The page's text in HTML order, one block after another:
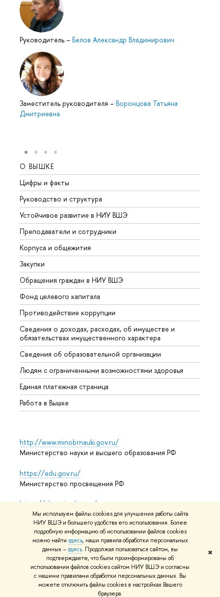
Мы используем файлы cookies для улучшения работы сайта
НИУ ВШЭ и большего удобства его использования. Более
подробную информацию об использовании файлов cookies
можно найти здесь, наши правила обработки персональных
данных –здесь. Продолжая пользоваться сайтом, вы
подтверждаете, что были проинформированы об
использовании файлов cookies сайтом НИУ ВШЭ и согласны
с нашими правилами обработки персональных данных. Вы
можете отключить файлы cookies в настройках Вашего
браузера.
✖
Руководитель – Белов Александр Владимирович
Заместитель руководителя – Воронцова Татьяна
Дмитриевна
О ВЫШКЕ
Цифры и факты
Руководство и структура
Устойчивое развитие в НИУ ВШЭ
Преподаватели и сотрудники
Корпуса и общежития
Закупки
Обращения граждан в НИУ ВШЭ
Фонд целевого капитала
Противодействие коррупции
Сведения о доходах, расходах, об имуществе и
обязательствах имущественного характера
Сведения об образовательной организации
Людям с ограниченными возможностями здоровья
Единая платежная страница
Работа в Вышке
http://www.minobrnauki.gov.ru/
Министерство науки и высшего образования РФ
https://edu.gov.ru/
Министерство просвещения РФ
https://elearning.hse.ru/mooc
Массовые открытые онлайн-курсы
© НИУ ВШЭ 1993–2026 Адреса и контактыУсловия
использования материаловПолитика конфиденциальности
Карта сайта
Редактору